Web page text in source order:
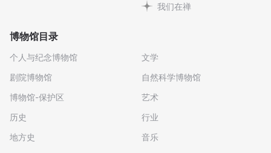
我们在禅
博物馆目录
个人与纪念博物馆
剧院博物馆
博物馆-保护区
历史
地方史
文学
自然科学博物馆
艺术
行业
音乐